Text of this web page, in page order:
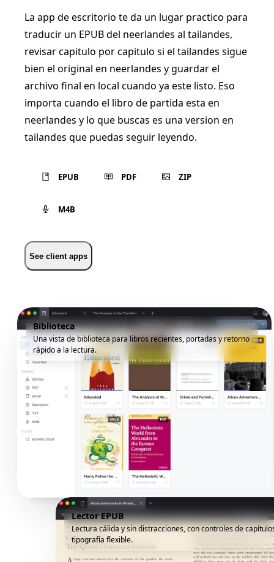
La app de escritorio te da un lugar practico para
traducir un EPUB del neerlandes al tailandes,
revisar capitulo por capitulo si el tailandes sigue
bien el original en neerlandes y guardar el
archivo final en local cuando ya este listo. Eso
importa cuando el libro de partida esta en
neerlandes y lo que buscas es una version en
tailandes que puedas seguir leyendo.
EPUB PDF ZIP
M4B
See client apps
Biblioteca
Una vista de biblioteca para libros recientes, portadas y retorno
rápido a la lectura.
Lector EPUB
Lectura cálida y sin distracciones, con controles de
tipografía flexible.